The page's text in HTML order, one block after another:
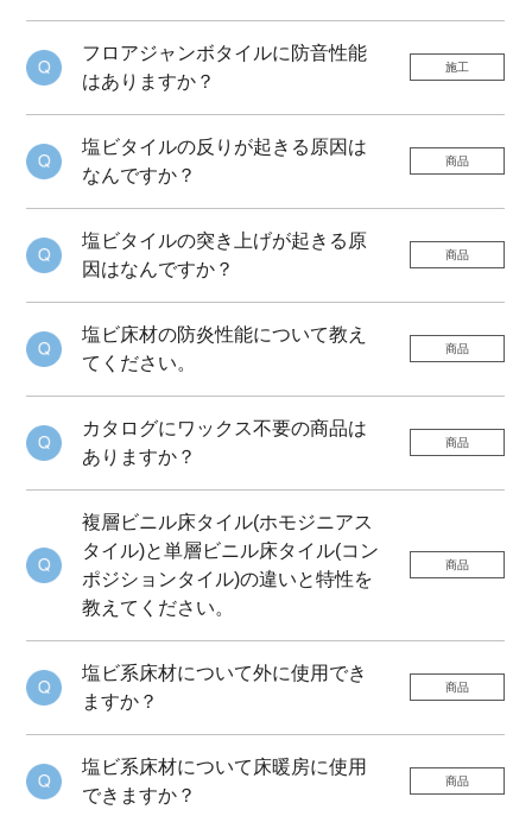
フロアジャンボタイルに防音性能
はありますか？
施工
塩ビタイルの反りが起きる原因は
なんですか？
商品
塩ビタイルの突き上げが起きる原
因はなんですか？
商品
塩ビ床材の防炎性能について教え
てください。
商品
カタログにワックス不要の商品は
ありますか？
商品
複層ビニル床タイル(ホモジニアス
タイル)と単層ビニル床タイル(コン
ポジションタイル)の違いと特性を
教えてください。
商品
塩ビ系床材について外に使用でき
ますか？
商品
塩ビ系床材について床暖房に使用
できますか？
商品